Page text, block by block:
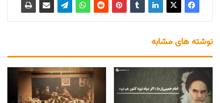
نوشته های مشابه